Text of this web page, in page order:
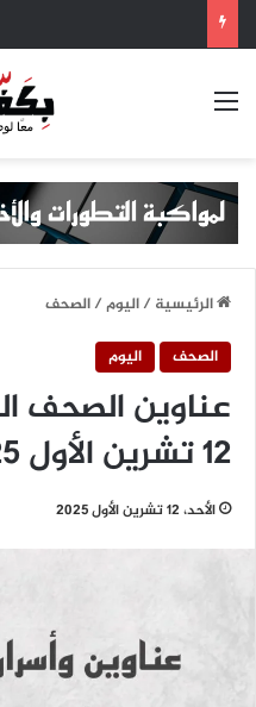
الرئيسية/اليوم/الصحف
الصحف
اليوم
عناوين الصحف
١٢ تشرين الأول ٢٠٢٥
الأحد، 12 تشرين الأول 2025